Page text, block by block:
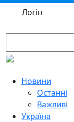
Логін
Новини
Останні
Важливі
Україна